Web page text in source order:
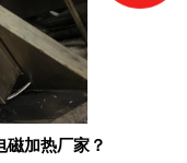
磁加热厂家？